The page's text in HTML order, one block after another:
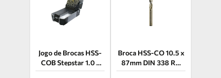
Jogo de Brocas HSS-
COB Stepstar 1.0 a
13.0mm com 25 Peças
Broca HSS-CO 10.5 x
87mm DIN 338 RN
0990 Heller - 21343 1